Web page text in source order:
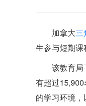
加拿大三
生参与短期课
该教育
有超过
的学习环境，